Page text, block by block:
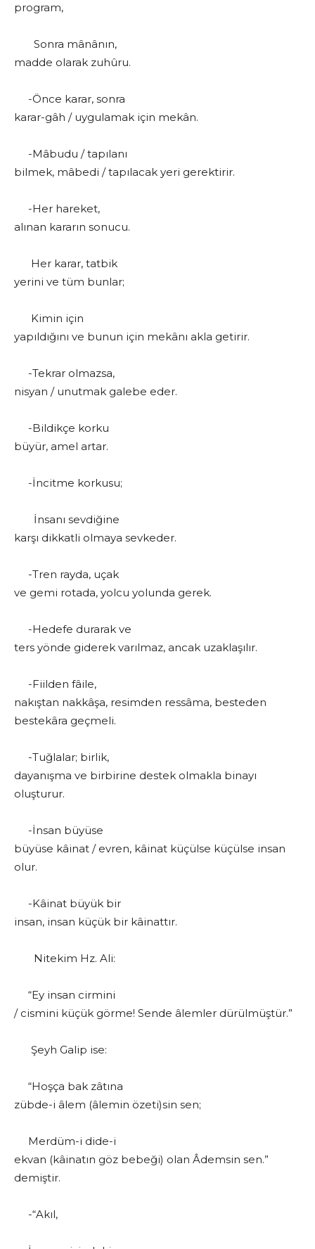
program,
Sonra mânânın,
madde olarak zuhûru.
-Önce karar, sonra
karar-gâh / uygulamak için mekân.
-Mâbudu / tapılanı
bilmek, mâbedi / tapılacak yeri gerektirir.
-Her hareket,
alınan kararın sonucu.
Her karar, tatbik
yerini ve tüm bunlar;
Kimin için
yapıldığını ve bunun için mekânı akla getirir.
-Tekrar olmazsa,
nisyan / unutmak galebe eder.
-Bildikçe korku
büyür, amel artar.
-İncitme korkusu;
İnsanı sevdiğine
karşı dikkatli olmaya sevkeder.
-Tren rayda, uçak
ve gemi rotada, yolcu yolunda gerek.
-Hedefe durarak ve
ters yönde giderek varılmaz, ancak uzaklaşılır.
-Fiilden fâile,
nakıştan nakkâşa, resimden ressâma, besteden
bestekâra geçmeli.
-Tuğlalar; birlik,
dayanışma ve birbirine destek olmakla binayı
oluşturur.
-İnsan büyüse
büyüse kâinat / evren, kâinat küçülse küçülse insan
olur.
-Kâinat büyük bir
insan, insan küçük bir kâinattır.
Nitekim Hz. Ali:
“Ey insan cirmini
/ cismini küçük görme! Sende âlemler dürülmüştür.”
Şeyh Galip ise:
“Hoşça bak zâtına
zübde-i âlem (âlemin özeti)sin sen;
Merdüm-i dide-i
ekvan (kâinatın göz bebeği) olan Âdemsin sen.”
demiştir.
-“Akıl,